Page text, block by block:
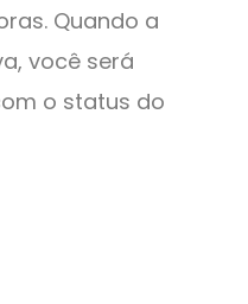
Quando a
você será
o status do